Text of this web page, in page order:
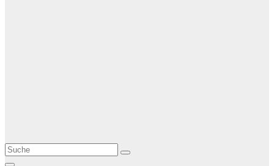
Le Matin
AGENCE DE PRESSE